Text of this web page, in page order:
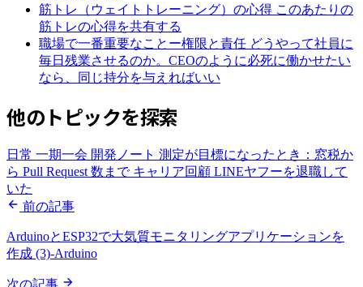
筋トレ（ウェイトトレーニング）の心得 このあたりの
筋トレの心得を共有する
職場で一番重要なことー権限と責任 どうやって社員に
毎日残業させるのか。CEOのように必死に働かせたい
なら、同じ持分を与えればいい
他のトピックを探索
日常 一期一会 開発ノート 測定が目標になったとき：窓税か
ら Pull Request 数まで キャリア回顧 LINEヤフーを退職して
いた
前の記事
ArduinoとESP32で大気質モニタリングアプリケーションを
作成 (3)-Arduino